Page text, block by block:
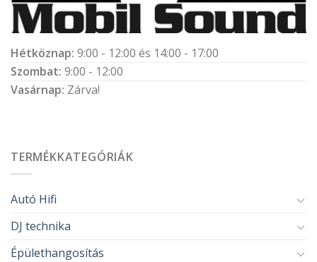
Hétköznap: 9:00 - 12:00 és 14:00 - 17:00
Szombat: 9:00 - 12:00
Vasárnap: Zárva!
TERMÉKKATEGÓRIÁK
Autó Hifi
DJ technika
Épülethangosítás